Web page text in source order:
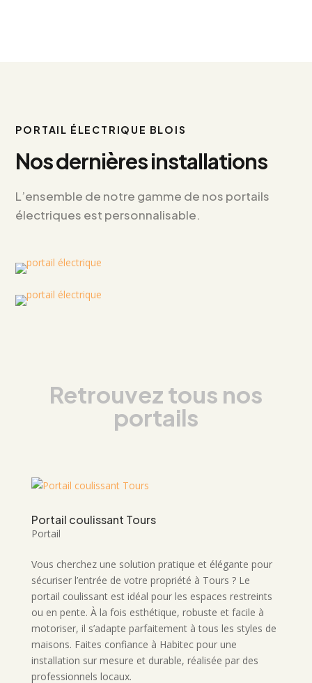
PORTAIL ÉLECTRIQUE BLOIS
Nos dernières installations
L’ensemble de notre gamme de nos portails
électriques est personnalisable.
Retrouvez tous nos
portails
Portail coulissant Tours
Portail
Vous cherchez une solution pratique et élégante pour
sécuriser l’entrée de votre propriété à Tours ? Le
portail coulissant est idéal pour les espaces restreints
ou en pente. À la fois esthétique, robuste et facile à
motoriser, il s’adapte parfaitement à tous les styles de
maisons. Faites confiance à Habitec pour une
installation sur mesure et durable, réalisée par des
professionnels locaux.